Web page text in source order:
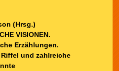
(Hrsg.)
VISIONEN.
Erzählungen.
und zahlreiche